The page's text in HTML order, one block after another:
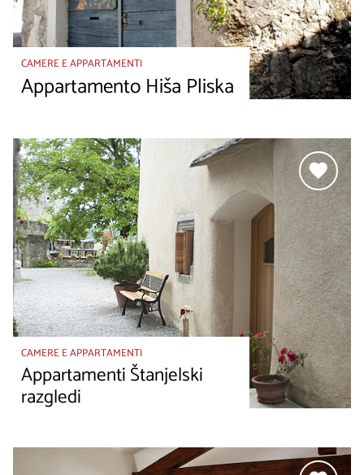
CAMERE E APPARTAMENTI
Appartamento Hiša Pliska
CAMERE E APPARTAMENTI
Appartamenti Štanjelski
razgledi